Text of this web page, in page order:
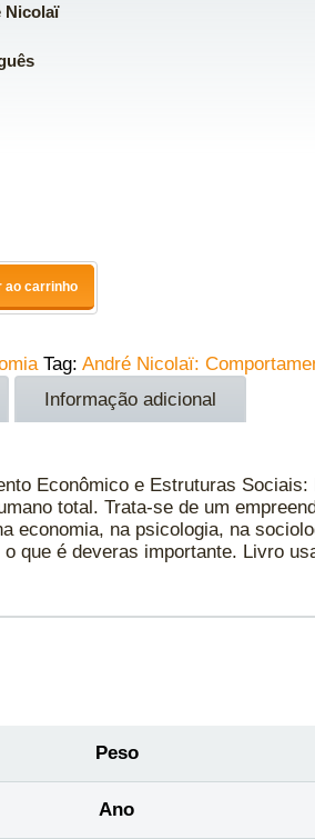
Nicolaï
ao carrinho
Tag: André Nicolaï:
Informação adicional
Econômico e Estruturas
total. Trata-se de um
economia, na psicologia, na
que é deveras importante. Livro
Peso
Ano